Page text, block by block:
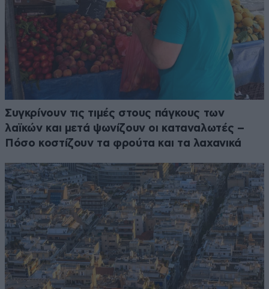
Συγκρίνουν τις τιμές στους πάγκους των
λαϊκών και μετά ψωνίζουν οι καταναλωτές –
Πόσο κοστίζουν τα φρούτα και τα λαχανικά